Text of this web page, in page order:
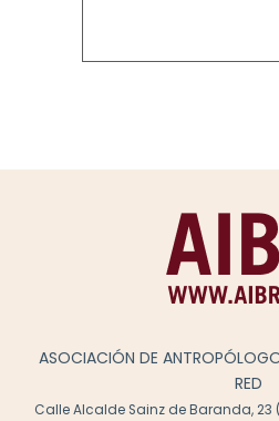
ASOCIACIÓN DE
RED
Calle Alcalde Sainz de Baranda, 23